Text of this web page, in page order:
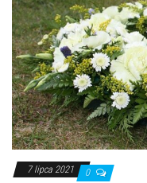
7 lipca 2021 0